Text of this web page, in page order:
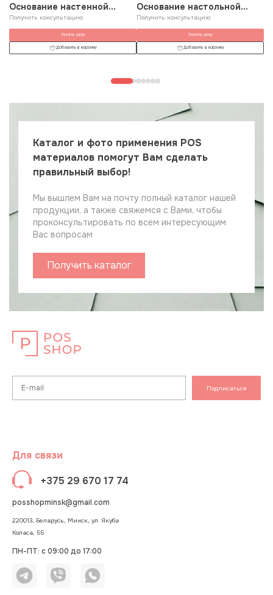
Основание настенной
перекидной системы
POSTERLINE WALL А4-А1
Получить консультацию
Узнать цену
Добавить в корзину
Основание настольной
перекидной системы А4
Получить консультацию
Узнать цену
Добавить в корзину
Каталог и фото применения POS
материалов помогут Вам сделать
правильный выбор!
Мы вышлем Вам на почту полный каталог нашей
продукции, а также свяжемся с Вами, чтобы
проконсультировать по всем интересующим
Вас вопросам
Получить каталог
Подписаться
Для связи
+375 29 670 17 74
posshopminsk@gmail.com
220013, Беларусь, Минск, ул. Якуба
Коласа, 55
ПН-ПТ: с 09:00 до 17:00